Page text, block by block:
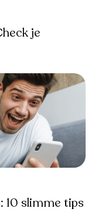
je
10 slimme tips